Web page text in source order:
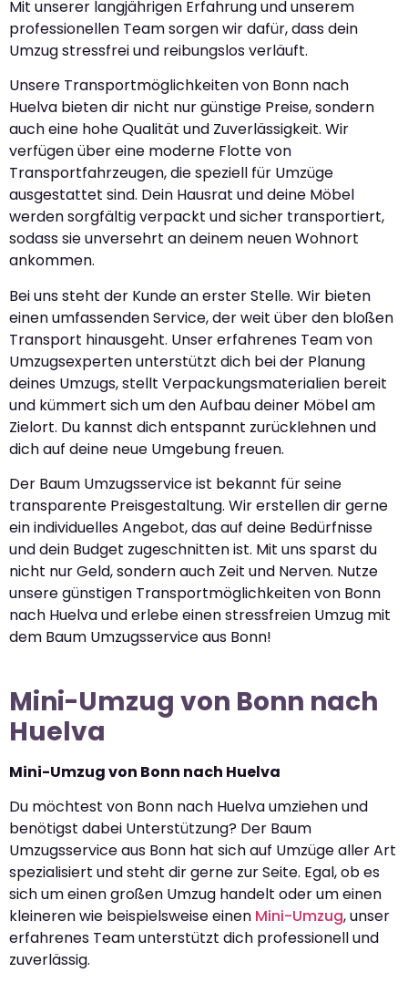
Mit unserer langjährigen Erfahrung und unserem
professionellen Team sorgen wir dafür, dass dein
Umzug stressfrei und reibungslos verläuft.
Unsere Transportmöglichkeiten von Bonn nach
Huelva bieten dir nicht nur günstige Preise, sondern
auch eine hohe Qualität und Zuverlässigkeit. Wir
verfügen über eine moderne Flotte von
Transportfahrzeugen, die speziell für Umzüge
ausgestattet sind. Dein Hausrat und deine Möbel
werden sorgfältig verpackt und sicher transportiert,
sodass sie unversehrt an deinem neuen Wohnort
ankommen.
Bei uns steht der Kunde an erster Stelle. Wir bieten
einen umfassenden Service, der weit über den bloßen
Transport hinausgeht. Unser erfahrenes Team von
Umzugsexperten unterstützt dich bei der Planung
deines Umzugs, stellt Verpackungsmaterialien bereit
und kümmert sich um den Aufbau deiner Möbel am
Zielort. Du kannst dich entspannt zurücklehnen und
dich auf deine neue Umgebung freuen.
Der Baum Umzugsservice ist bekannt für seine
transparente Preisgestaltung. Wir erstellen dir gerne
ein individuelles Angebot, das auf deine Bedürfnisse
und dein Budget zugeschnitten ist. Mit uns sparst du
nicht nur Geld, sondern auch Zeit und Nerven. Nutze
unsere günstigen Transportmöglichkeiten von Bonn
nach Huelva und erlebe einen stressfreien Umzug mit
dem Baum Umzugsservice aus Bonn!
Mini-Umzug von Bonn nach
Huelva
Mini-Umzug von Bonn nach Huelva
Du möchtest von Bonn nach Huelva umziehen und
benötigst dabei Unterstützung? Der Baum
Umzugsservice aus Bonn hat sich auf Umzüge aller Art
spezialisiert und steht dir gerne zur Seite. Egal, ob es
sich um einen großen Umzug handelt oder um einen
kleineren wie beispielsweise einen Mini-Umzug, unser
erfahrenes Team unterstützt dich professionell und
zuverlässig.